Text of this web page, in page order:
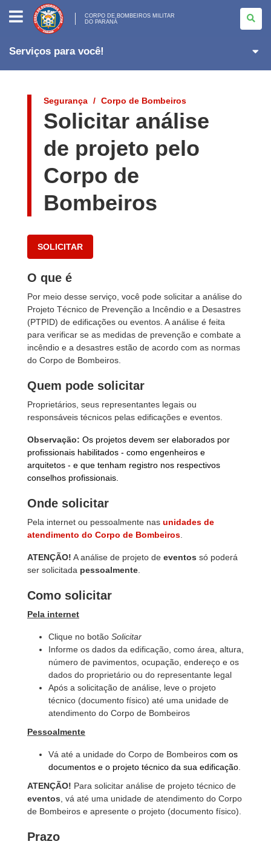
CORPO
DE
BOMBEIROS
MILITAR
PARANÁ
CORPO DE BOMBEIROS MILITAR
DO PARANÁ
Serviços para você!
Segurança Corpo de Bombeiros
Solicitar análise
de projeto pelo
Corpo de
Bombeiros
SOLICITAR
O que é
Por meio desse serviço, você pode solicitar a análise do
Projeto Técnico de Prevenção a Incêndio e a Desastres
(PTPID) de edificações ou eventos. A análise é feita
para verificar se as medidas de prevenção e combate a
incêndio e a desastres estão de acordo com as normas
do Corpo de Bombeiros.
Quem pode solicitar
Proprietários, seus representantes legais ou
responsáveis técnicos pelas edificações e eventos.
Observação: Os projetos devem ser elaborados por
profissionais habilitados - como engenheiros e
arquitetos - e que tenham registro nos respectivos
conselhos profissionais.
Onde solicitar
Pela internet ou pessoalmente nas unidades de
atendimento do Corpo de Bombeiros
ATENÇÃO! A análise de projeto de eventos só poderá
ser solicitada pessoalmente
Como solicitar
Pela internet
Clique no botão Solicitar
Informe os dados da edificação, como área, altura,
número de pavimentos, ocupação, endereço e os
dados do proprietário ou do representante legal
Após a solicitação de análise, leve o projeto
técnico (documento físico) até uma unidade de
atendimento do Corpo de Bombeiros
Pessoalmente
Vá até a unidade do Corpo de Bombeiros com os
documentos e o projeto técnico da sua edificação
ATENÇÃO! Para solicitar análise de projeto técnico de
eventos , vá até uma unidade de atendimento do Corpo
de Bombeiros e apresente o projeto (documento físico).
Prazo